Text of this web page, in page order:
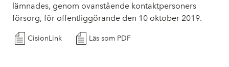
lämnades, genom ovanstående kontaktpersoners
försorg, för offentliggörande den 10 oktober 2019.
CisionLink Läs som PDF